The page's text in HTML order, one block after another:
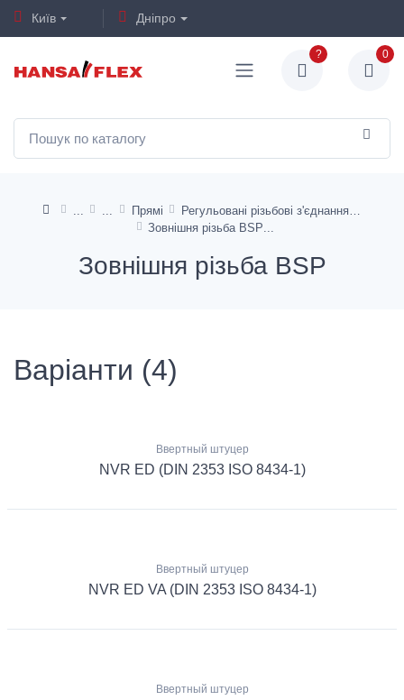
Київ Дніпро
? 0
Прямі
Зовнішня різьба BSP
Зовнішня різьба BSP
Варіанти (4)
Ввертный штуцер
NVR ED (DIN 2353 ISO 8434-1)
Ввертный штуцер
NVR ED VA (DIN 2353 ISO 8434-1)
Ввертный штуцер